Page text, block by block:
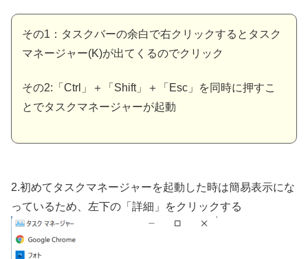
その1：タスクバーの余白で右クリックするとタスク
マネージャー(K)が出てくるのでクリック
その2:「Ctrl」＋「Shift」＋「Esc」を同時に押すこ
とでタスクマネージャーが起動
2.初めてタスクマネージャーを起動した時は簡易表示にな
っているため、 左下の「詳細」をクリックする